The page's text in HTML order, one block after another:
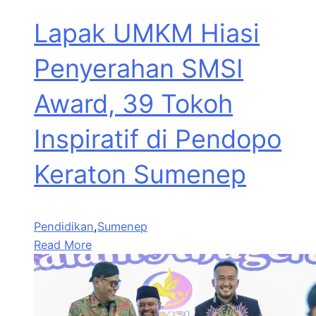
Lapak UMKM Hiasi
Penyerahan SMSI
Award, 39 Tokoh
Inspiratif di Pendopo
Keraton Sumenep
Pendidikan,Sumenep
Read More